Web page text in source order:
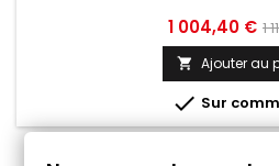
Prix
1 004,40 € 1
 Ajouter au
 Sur